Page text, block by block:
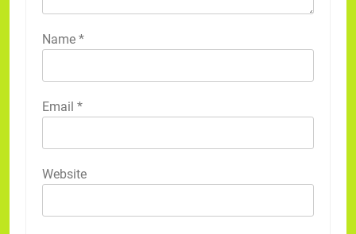
Name *
Email *
Website